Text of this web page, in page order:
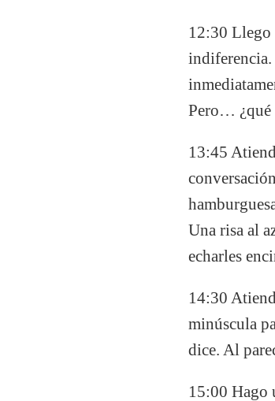
12:30 Llego
indiferencia.
Pero… ¿qué
13:45
Una risa al
echarles
14:30
minúscula
dice. Al
15:00 Hago